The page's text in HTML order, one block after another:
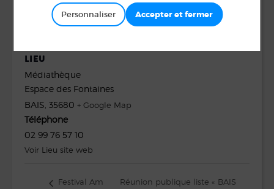
LIEU
Médiathèque
Espace des Fontaines
BAIS 35680 + Google Map
Téléphone
02 99 76 57 10
Voir Lieu site web
mediatheque@bais35.f
r
Festival Am Réunion publique liste « BAIS
Personnaliser